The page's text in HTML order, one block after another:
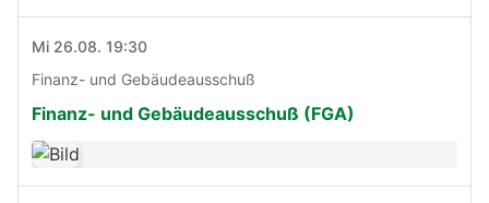
Mi 26.08. 19:30
Finanz- und Gebäudeausschuß
Finanz- und Gebäudeausschuß (FGA)